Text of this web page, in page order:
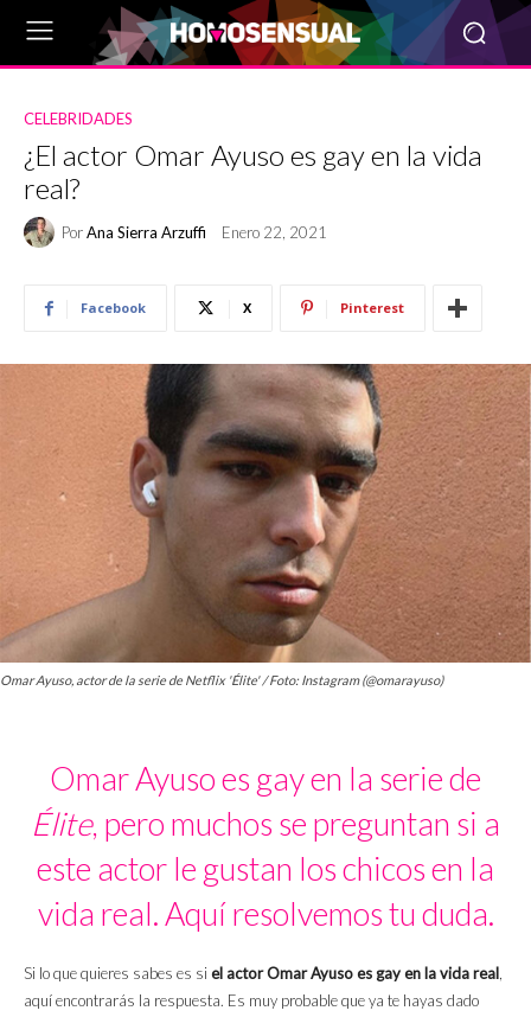
CELEBRIDADES
¿El actor Omar Ayuso es gay en la vida
real?
PorAna Sierra Arzuffi Enero 22, 2021
Facebook X Pinterest
Omar Ayuso, actor de la serie de Netflix 'Élite' / Foto: Instagram (@omarayuso)
Omar Ayuso es gay en la serie de
Élite, pero muchos se preguntan si a
este actor le gustan los chicos en la
vida real. Aquí resolvemos tu duda.
Si lo que quieres sabes es si el actor Omar Ayuso es gay en la vida real,
aquí encontrarás la respuesta. Es muy probable que ya te hayas dado